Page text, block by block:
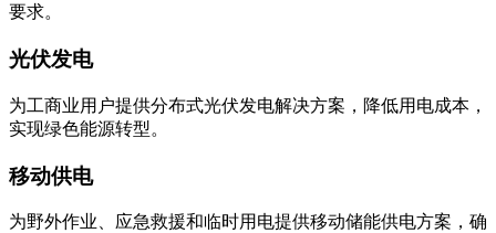
要求。
光伏发电
为工商业用户提供分布式光伏发电解决方案，降低用电成本，
实现绿色能源转型。
移动供电
为野外作业、应急救援和临时用电提供移动储能供电方案，确